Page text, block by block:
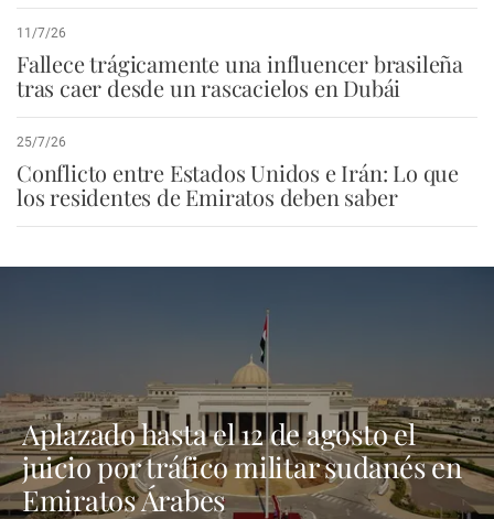
11/7/26
Fallece trágicamente una influencer brasileña
tras caer desde un rascacielos en Dubái
25/7/26
Conflicto entre Estados Unidos e Irán: Lo que
los residentes de Emiratos deben saber
Aplazado hasta el 12 de agosto el
juicio por tráfico militar sudanés en
Emiratos Árabes